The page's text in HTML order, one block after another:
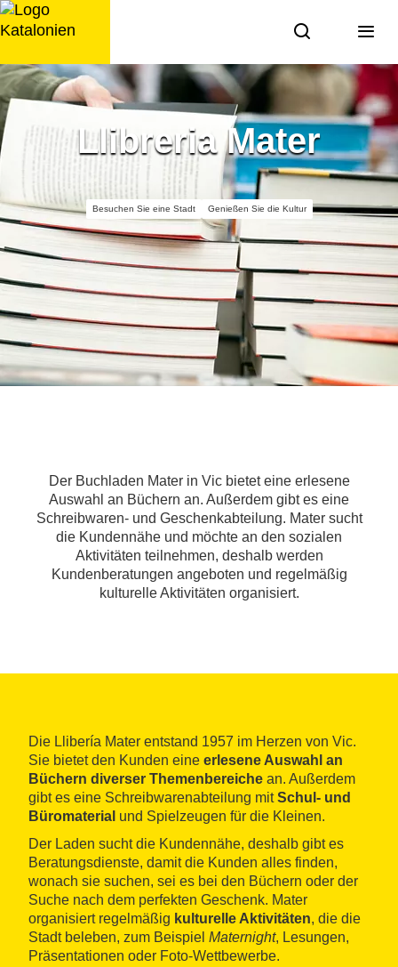
Zum
Inhalt
Llibreria Mater
Besuchen Sie eine Stadt Genießen Sie die Kultur
Der Buchladen Mater in Vic bietet eine erlesene
Auswahl an Büchern an. Außerdem gibt es eine
Schreibwaren- und Geschenkabteilung. Mater sucht
die Kundennähe und möchte an den sozialen
Aktivitäten teilnehmen, deshalb werden
Kundenberatungen angeboten und regelmäßig
kulturelle Aktivitäten organisiert.
Die Llibería Mater entstand 1957 im Herzen von Vic.
Sie bietet den Kunden eine erlesene Auswahl an
Büchern diverser Themenbereiche an. Außerdem
gibt es eine Schreibwarenabteilung mitSchul- und
Büromaterial und Spielzeugen für die Kleinen.
Der Laden sucht die Kundennähe, deshalb gibt es
Beratungsdienste, damit die Kunden alles finden,
wonach sie suchen, sei es bei den Büchern oder der
Suche nach dem perfekten Geschenk. Mater
organisiert regelmäßig kulturelle Aktivitäten, die die
Stadt beleben, zum Beispiel Maternight, Lesungen,
Präsentationen oder Foto-Wettbewerbe.